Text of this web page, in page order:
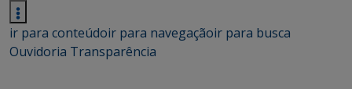
ir para conteúdoir para navegaçãoir para busca
Ouvidoria Transparência